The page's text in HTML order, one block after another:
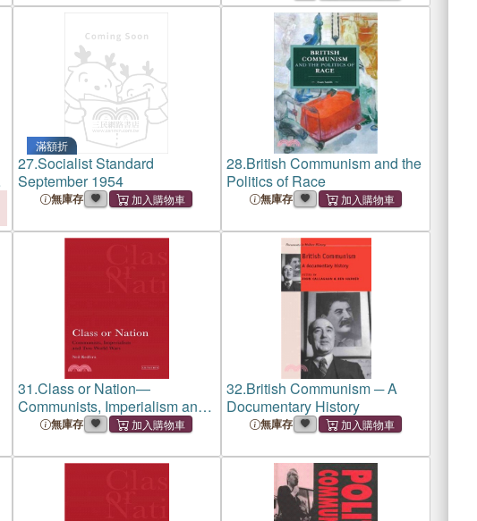
滿額折
27.Socialist Standard
September 1954
無庫存
28.British Communism and the
Politics of Race
無庫存
31.Class or Nation—
Communists, Imperialism and
Two World Wars
無庫存
32.British Communism ─ A
Documentary History
無庫存